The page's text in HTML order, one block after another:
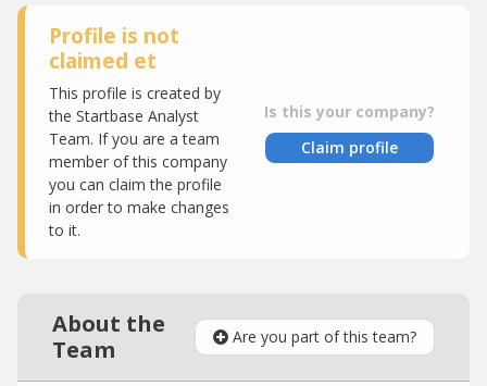
Profile is not
claimed et
This profile is created by
the Startbase Analyst
Team. If you are a team
member of this company
you can claim the profile
in order to make changes
to it.
Is this your company?
Claim profile
About the
Team
Are you part of this team?